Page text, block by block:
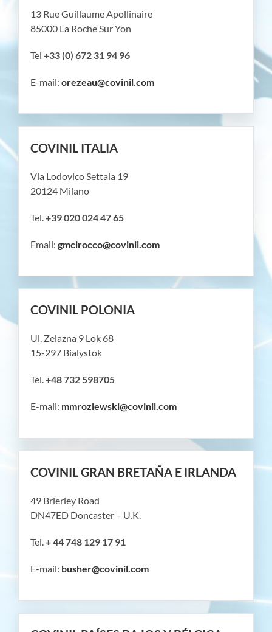
13 Rue Guillaume Apollinaire
85000 La Roche Sur Yon
Tel+33 (0) 672 31 94 96
E-mail:orezeau@covinil.com
COVINIL ITALIA
Via Lodovico Settala 19
20124 Milano
Tel.+39 020 024 47 65
Email:gmcirocco@covinil.com
COVINIL POLONIA
Ul. Zelazna 9 Lok 68
15-297 Bialystok
Tel.+48 732 598705
E-mail: mmroziewski@covinil.com
COVINIL GRAN BRETAÑA E IRLANDA
49 Brierley Road
DN47ED Doncaster – U.K.
Tel.+ 44 748 129 17 91
E-mail: busher@covinil.com